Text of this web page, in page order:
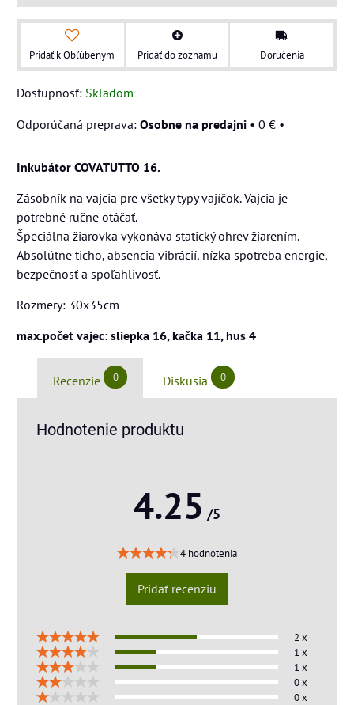
Pridať k Obľúbeným Pridať do zoznamu Doručenia
Dostupnosť: Skladom
Osobne na predajni • 0 € •
Inkubátor COVATUTTO 16.
Zásobník na vajcia pre všetky typy vajíčok. Vajcia je
potrebné ručne otáčať.
Špeciálna žiarovka vykonáva statický ohrev žiarením.
Absolútne ticho, absencia vibrácií, nízka spotreba energie,
bezpečnosť a spoľahlivosť.
Rozmery: 30x35cm
max.počet vajec: sliepka 16, kačka 11, hus 4
Recenzie 0 Diskusia 0
Hodnotenie produktu
4.25 /5
4 hodnotenia
Pridať recenziu
2 x
1 x
1 x
0 x
0 x